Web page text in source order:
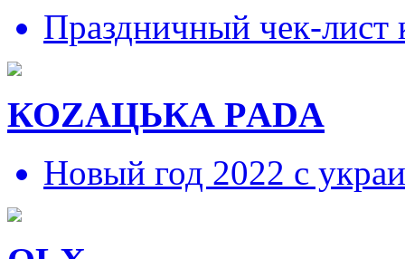
Праздничный чек-
КОZAЦЬКА РADA
Новый год 2022 с